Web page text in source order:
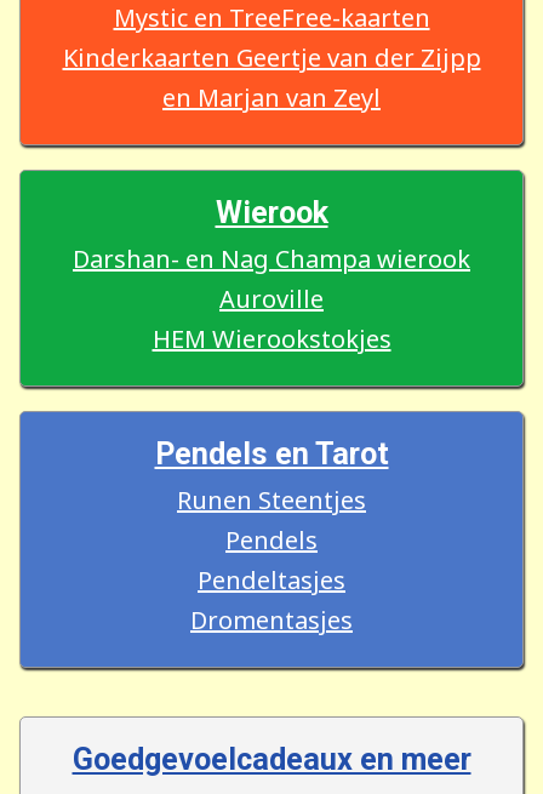
Mystic en TreeFree-kaarten
Kinderkaarten Geertje van der Zijpp
en Marjan van Zeyl
Wierook
Darshan- en Nag Champa wierook
Auroville
HEM Wierookstokjes
Pendels en Tarot
Runen Steentjes
Pendels
Pendeltasjes
Dromentasjes
Goedgevoelcadeaux en meer